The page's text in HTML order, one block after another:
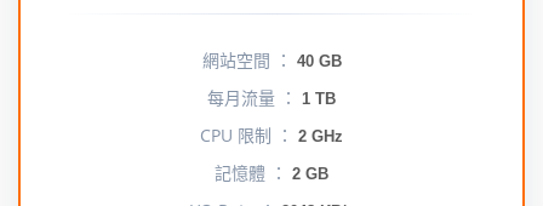
網站空間 ： 40 GB
每月流量 ： 1 TB
CPU 限制 ： 2 GHz
記憶體 ： 2 GB